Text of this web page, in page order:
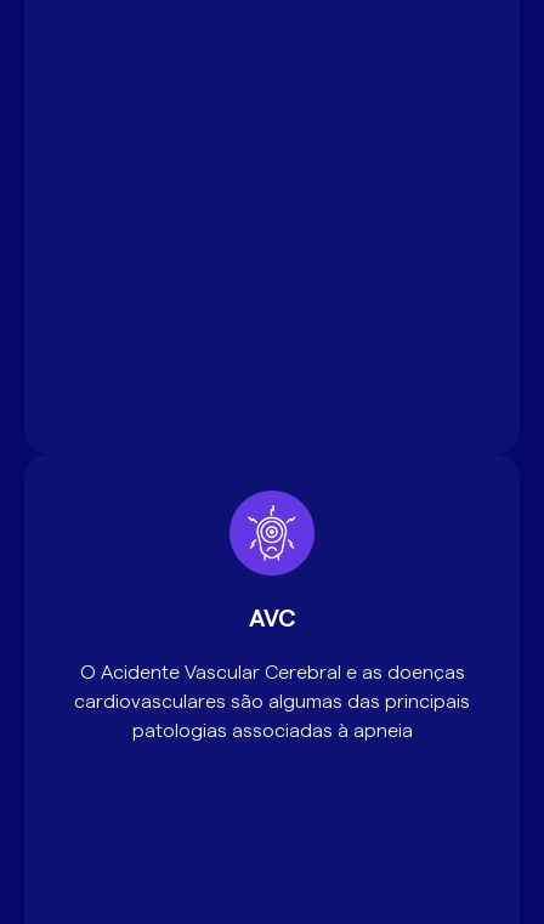
AVC
O Acidente Vascular Cerebral e as doenças
cardiovasculares são algumas das principais
patologias associadas à apneia